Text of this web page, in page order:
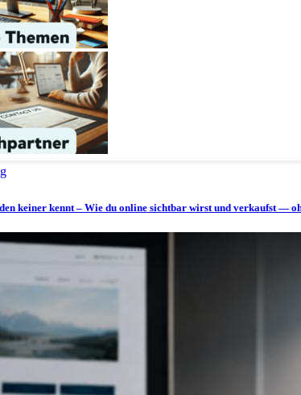
keiner kennt – Wie du online sichtbar wirst und verkaufst —